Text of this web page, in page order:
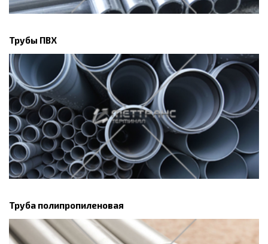
Трубы ПВХ
Труба полипропиленовая